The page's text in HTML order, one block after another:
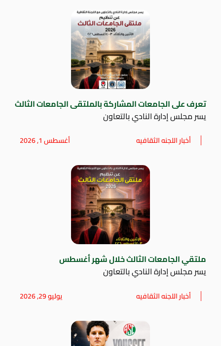
تعرف على الجامعات المشاركة بالملتقى الجامعات الثالث
يسر مجلس إدارة النادي بالتعاون
أخبار اللجنه الثقافيه أغسطس 1, 2026
ملتقي الجامعات الثالث خلال شهر أغسطس
يسر مجلس إدارة النادي بالتعاون
أخبار اللجنه الثقافيه يوليو 29, 2026